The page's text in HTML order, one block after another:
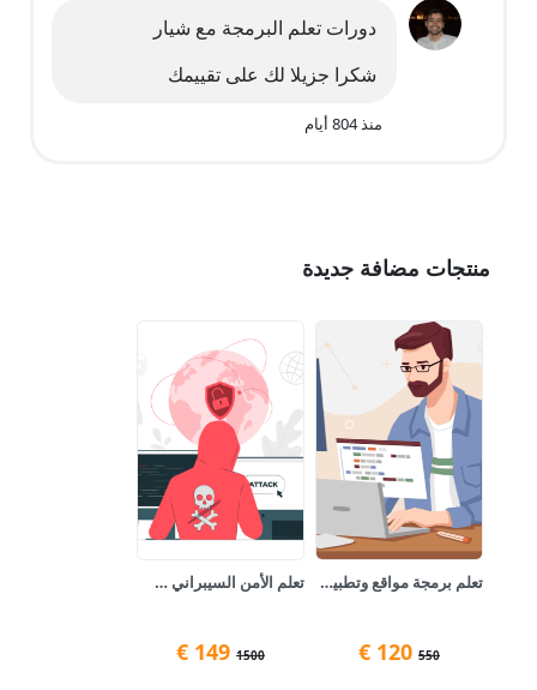
دورات تعلم البرمجة مع شيار
شكرا جزيلا لك على تقييمك
منذ 804 أيام
منتجات مضافة جديدة
تعلم برمجة مواقع وتطبيقات الويب (Backend Developer) ☄️
550
120
€
تعلم الأمن السيبراني ☄️ Cyber Security
1500
149
€